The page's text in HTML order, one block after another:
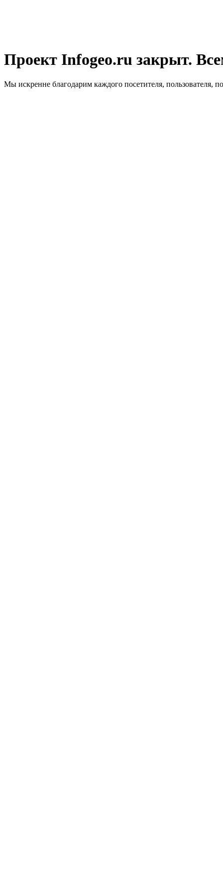
Проект Infogeo.ru закрыт.
Мы искренне благодарим каждого посетителя, пользователя,